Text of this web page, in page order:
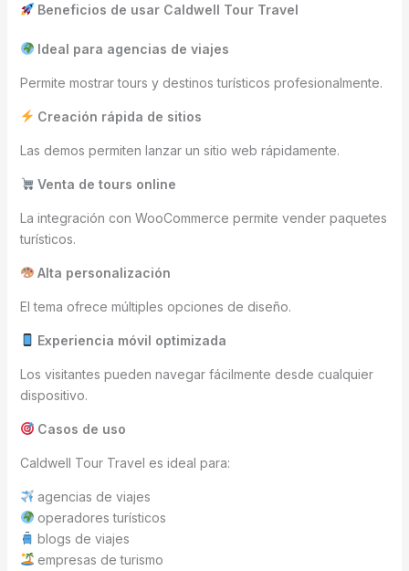
Beneficios de usar Caldwell Tour Travel
Ideal para agencias de viajes
Permite mostrar tours y destinos turísticos profesionalmente.
Creación rápida de sitios
Las demos permiten lanzar un sitio web rápidamente.
Venta de tours online
La integración con WooCommerce permite vender paquetes
turísticos.
Alta personalización
El tema ofrece múltiples opciones de diseño.
Experiencia móvil optimizada
Los visitantes pueden navegar fácilmente desde cualquier
dispositivo.
Casos de uso
Caldwell Tour Travel es ideal para:
agencias de viajes
operadores turísticos
blogs de viajes
empresas de turismo